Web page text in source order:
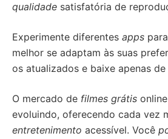
qualidade satisfatória de
Experimente diferentes apps
melhor se adaptam às suas
os atualizados e baixe apenas
O mercado de filmes grátis
evoluindo, oferecendo cada vez
entretenimento acessível. Você